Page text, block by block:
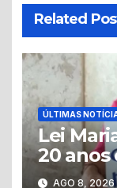
Related
ÚLTIMAS
Lei
20 anos
AGO 8, 2026